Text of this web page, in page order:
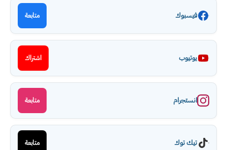
فيسبوك متابعة
يوتيوب اشتراك
انستجرام متابعة
تيك توك متابعة